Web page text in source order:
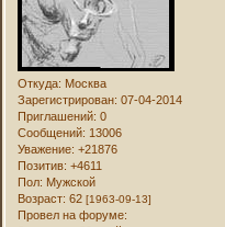
Откуда: Москва
Зарегистрирован: 07-04-2014
Приглашений: 0
Сообщений: 13006
Уважение: +21876
Позитив: +4611
Пол: Мужской
Возраст: 62[1963-09-13]
Провел на форуме: